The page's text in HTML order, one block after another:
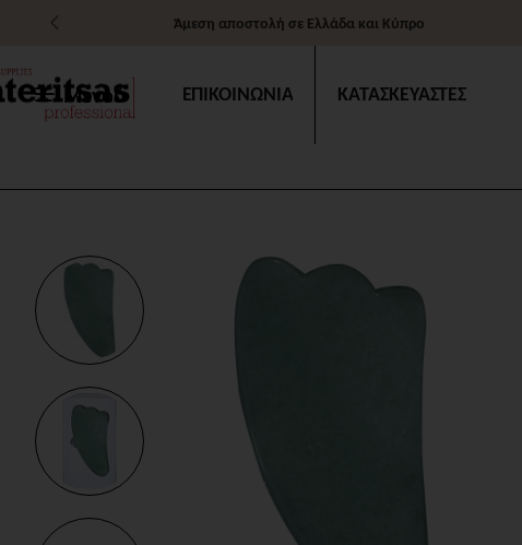
Άμεση αποστολή σε Ελλάδα και Κύπρο
Μενού ΕΠΙΚΟΙΝΩΝΙΑ ΚΑΤΑΣΚΕΥΑΣΤΕΣ